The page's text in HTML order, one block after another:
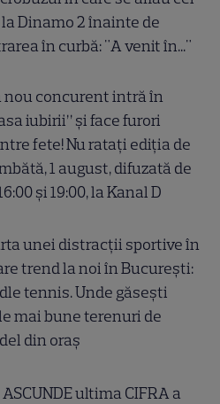
la Dinamo 2 înainte de
în curbă: "A venit în..."
nou concurent intră în
iubirii” și face furori
fete! Nu ratați ediția de
1 august, difuzată de
și 19:00, la Kanal D
unei distracții sportive în
trend la noi în București:
tennis. Unde găsești
mai bune terenuri de
din oraș
ASCUNDE ultima CIFRA a